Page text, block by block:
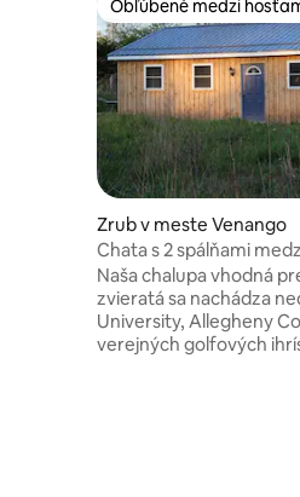
Obľúbené medzi
Obľúbené medzi
Zrub v meste Venango
Chata s 2 spálňami
Meadville
Naša chalupa vhodná
zvieratá sa nachádza
University, Allegheny
verejných golfových
vidieckom prostredí s